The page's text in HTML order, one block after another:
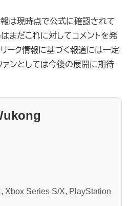
報は現時点で公式に確認されて
だこれに対してコメントを発
ーク情報に基づく報道には一定
ァンとしては今後の展開に期待
Xbox Series S/X, PlayStation